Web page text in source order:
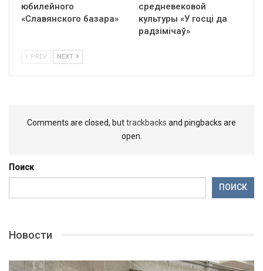
юбилейного
«Славянского базара»
средневековой
культуры «У госці да
радзімічаў»
PREV NEXT
Comments are closed, buttrackbacks and pingbacks are
open.
Поиск
ПОИСК
Новости